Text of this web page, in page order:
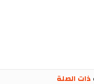
ذات الصلة